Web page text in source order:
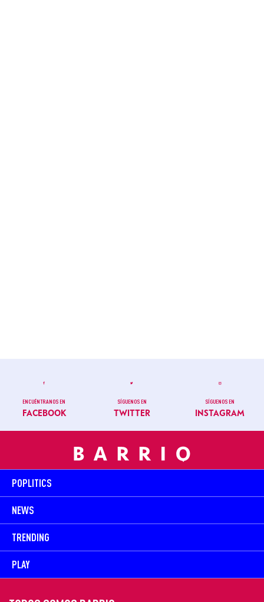
ENCUÉNTRANOS EN
FACEBOOK
SÍGUENOS EN
TWITTER
SÍGUENOS EN
INSTAGRAM
POPLITICS
NEWS
TRENDING
PLAY